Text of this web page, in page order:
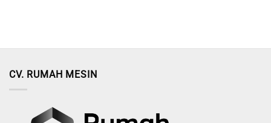
CV. RUMAH MESIN